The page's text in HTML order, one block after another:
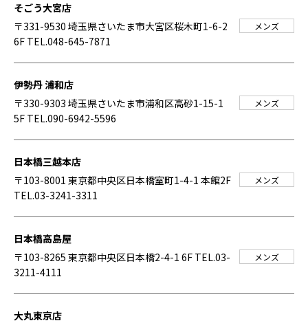
そごう大宮店
〒331-9530 埼玉県さいたま市大宮区桜木町1-6-2
6F TEL.048-645-7871
メンズ
伊勢丹 浦和店
〒330-9303 埼玉県さいたま市浦和区高砂1-15-1
5F TEL.090-6942-5596
メンズ
日本橋三越本店
〒103-8001 東京都中央区日本橋室町1-4-1 本館2F
TEL.03-3241-3311
メンズ
日本橋高島屋
〒103-8265 東京都中央区日本橋2-4-1 6F TEL.03-
3211-4111
メンズ
大丸東京店